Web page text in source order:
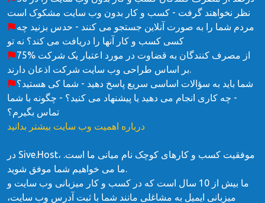
نظر نخواهند گرفت - کسب و کار بدون وب سایت مشکوک است
مردم شما را به صورت آنلاین جستجو می کنند - حدس بزنید چه
کسی کسب و کار آنها را دریافت می کند؟ نه تو
75% از مصرف کنندگان به قضاوت در مورد اعتبار یک شرکت
بر اساس طراحی وب سایت شرکت اذعان دارند.
شما باید به سؤالات اساسی سریع پاسخ دهید - شما کی هستید؟
- چه کاری انجام می دهید یا پیشنهاد می کنید؟ - چگونه با شما
تماس بگیرم؟
درباره اهمیت وب سایت بیشتر بدانید
در Sive.Host، موفقیت کسب و کارهای کوچک نام میانی ما است.
ما می خواهیم شما موفق شوید.
ما بیش از 10 سال است که در کسب و کار میزبانی وب سایت و
میزبانی ایمیل به مشاغلی مانند شما با ثبت آدرس وب سایت،